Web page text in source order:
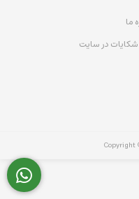
ما
در سایت
Copyright